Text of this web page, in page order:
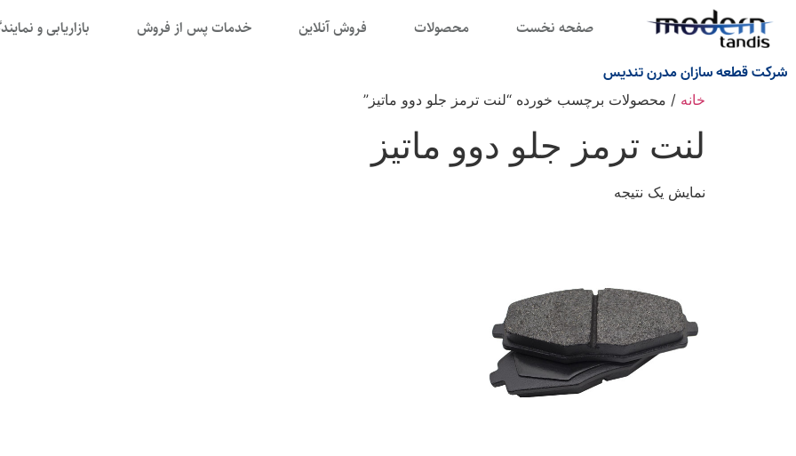
صفحه نخست محصولات فروش آنلاین خدمات پس از فروش
بازاریابی و
شرکت قطعه سازان مدرن تندیس
خانه / محصولات برچسب خورده “لنت ترمز جلو دوو ماتیز”
لنت ترمز جلو دوو ماتیز
نمایش یک نتیجه